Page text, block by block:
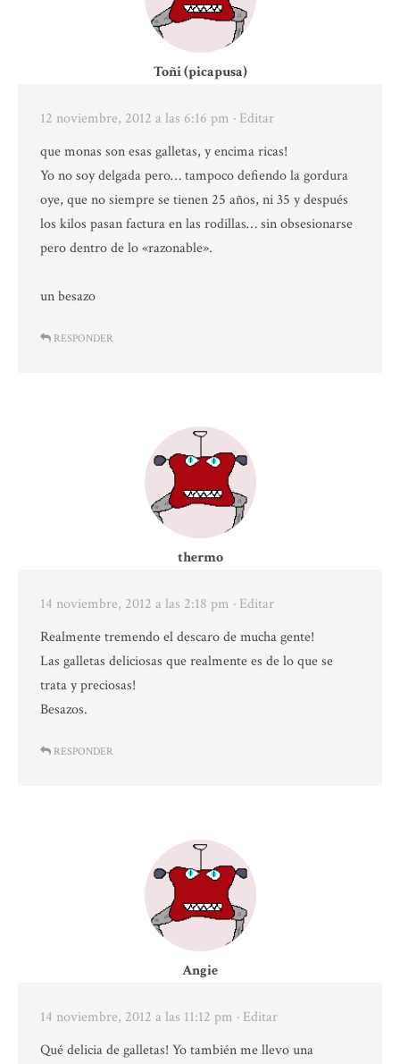
Toñi (picapusa)
12 noviembre, 2012 a las 6:16 pm · Editar
que monas son esas galletas, y encima ricas!
Yo no soy delgada pero… tampoco defiendo la gordura
oye, que no siempre se tienen 25 años, ni 35 y después
los kilos pasan factura en las rodillas… sin obsesionarse
pero dentro de lo «razonable».
un besazo
RESPONDER
thermo
14 noviembre, 2012 a las 2:18 pm · Editar
Realmente tremendo el descaro de mucha gente!
Las galletas deliciosas que realmente es de lo que se
trata y preciosas!
Besazos.
RESPONDER
Angie
14 noviembre, 2012 a las 11:12 pm · Editar
Qué delicia de galletas! Yo también me llevo una